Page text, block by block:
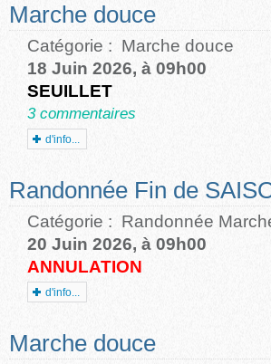
Marche douce
Catégorie : Marche douce
18 Juin 2026, à 09h00
SEUILLET
3 commentaires
d'info...
Randonnée Fin de
Catégorie : Randonnée
20 Juin 2026, à 09h00
ANNULATION
d'info...
Marche douce